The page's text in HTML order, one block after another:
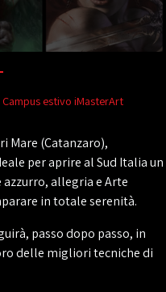
Campus estivo iMasterArt
Mare (Catanzaro),
per aprire al Sud Italia un
allegria e Arte
in totale serenità.
passo dopo passo, in
delle migliori tecniche di